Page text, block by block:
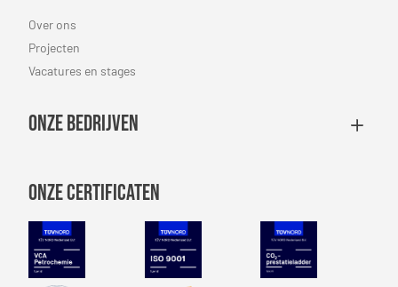
Over ons
Projecten
Vacatures en stages
Onze bedrijven
Onze certificaten
VCA Petrochemie NEN-EN-ISO 9001